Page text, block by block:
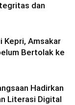
dan
Kepri, Amsakar
Bertolak ke
Hadirkan
Literasi Digital